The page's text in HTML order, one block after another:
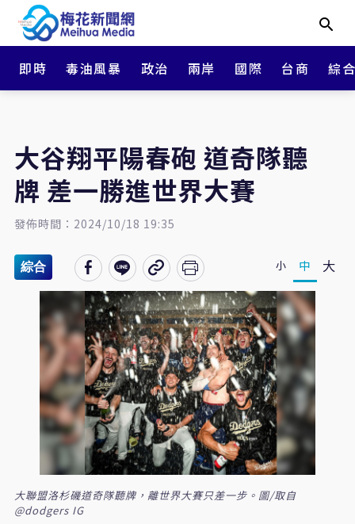
即時 毒油風暴 政治 兩岸 國際 台商 綜
大谷翔平陽春砲 道奇隊聽
牌 差一勝進世界大賽
發佈時間：2024/10/18 19:35
綜合 小 中 大
大聯盟洛杉磯道奇隊聽牌，離世界大賽只差一步。圖/取自
@dodgers IG